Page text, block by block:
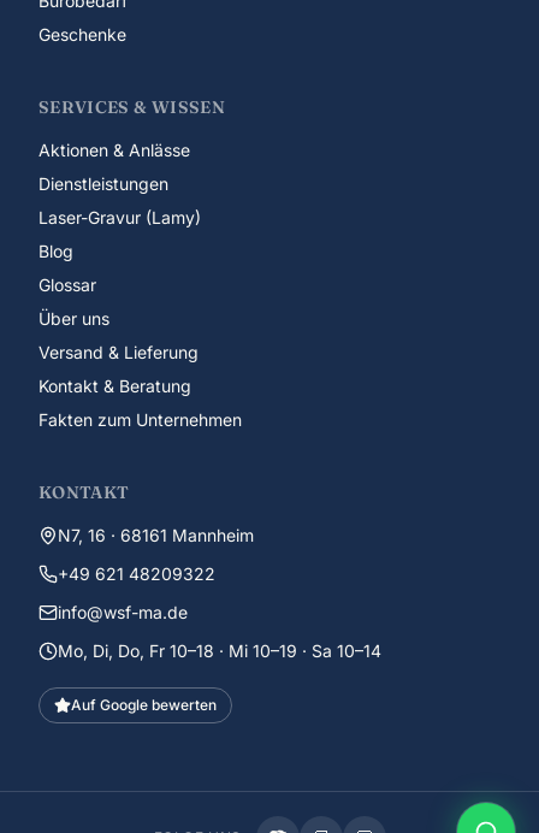
Geschenke
SERVICES & WISSEN
Aktionen & Anlässe
Dienstleistungen
Laser-Gravur (Lamy)
Blog
Glossar
Über uns
Versand & Lieferung
Kontakt & Beratung
Fakten zum Unternehmen
KONTAKT
N7, 16 · 68161 Mannheim
+49 621 48209322
info@wsf-ma.de
Mo, Di, Do, Fr 10–18 · Mi 10–19 · Sa 10–14
Auf Google bewerten